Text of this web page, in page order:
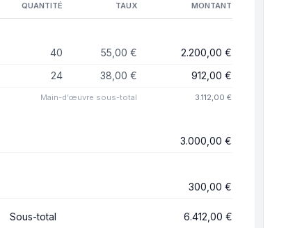
QUANTITÉ TAUX MONTANT
40 55,00 €
2.200,00 €
24 38,00 € 912,00 €
Main-d’œuvre sous-total 3.112,00 €
3.000,00 €
300,00 €
Sous-total
6.412,00 €